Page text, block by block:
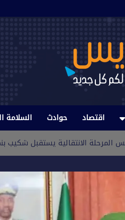
اقتصاد حوادث السلامة
المرحلة الانتقالية يستقبل شكيب